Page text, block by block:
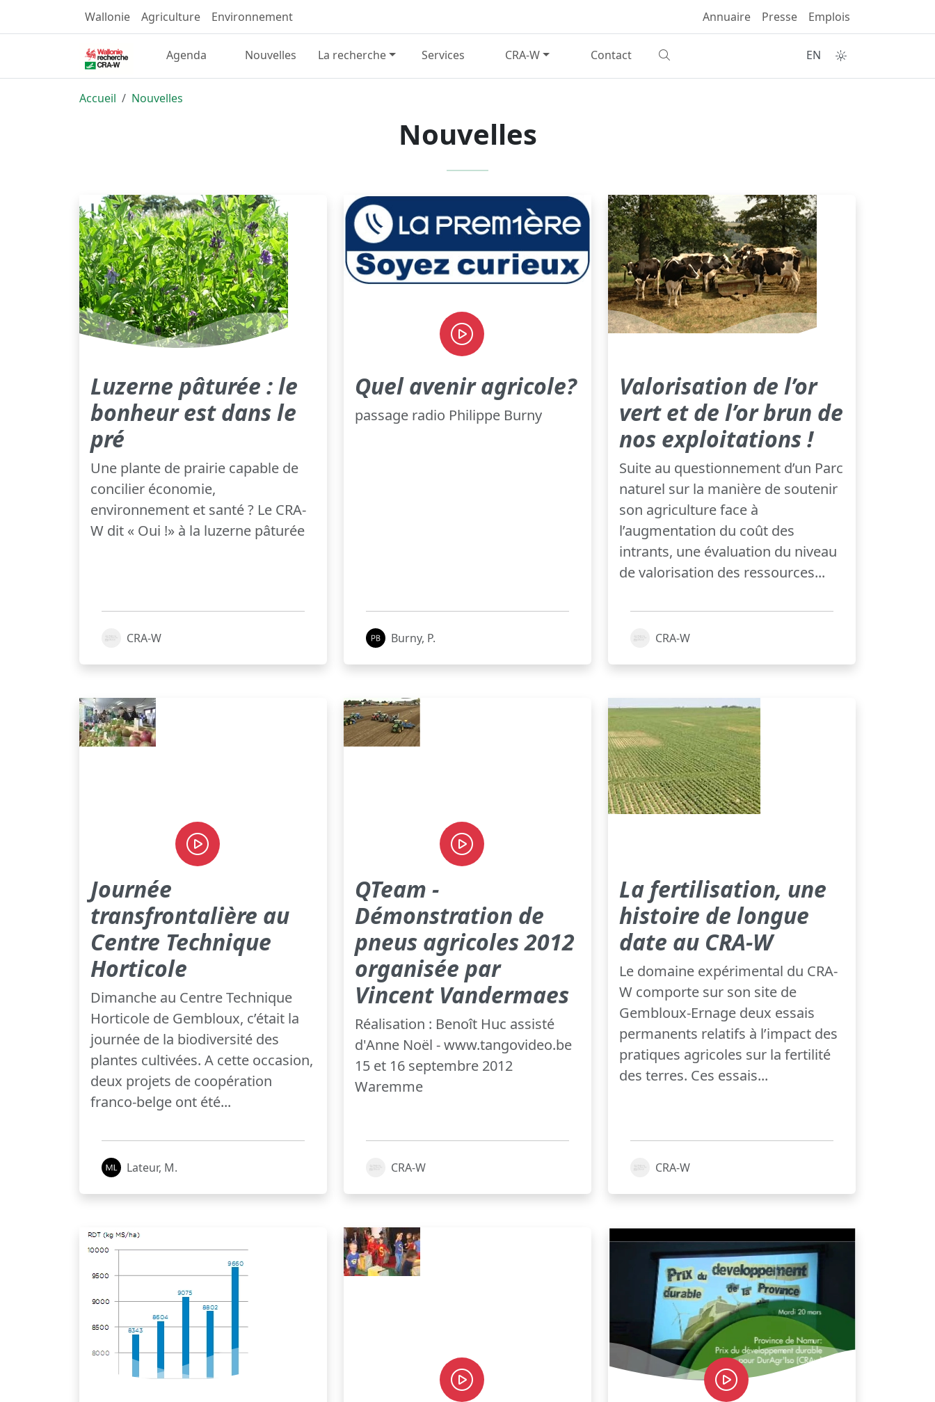
Wallonie Agriculture Environnement Annuaire Presse Emplois
Agenda Nouvelles La recherche Services CRA-W Contact EN
Accueil Nouvelles
Nouvelles
Luzerne pâturée : le
bonheur est dans le
pré
Une plante de prairie capable de
concilier économie,
environnement et santé ? Le CRA-
W dit « Oui !» à la luzerne pâturée
CRA-W
Quel avenir agricole?
passage radio Philippe Burny
Burny, P.
Valorisation de l’or
vert et de l’or brun de
nos exploitations !
Suite au questionnement d’un Parc
naturel sur la manière de soutenir
son agriculture face à
l’augmentation du coût des
intrants, une évaluation du niveau
de valorisation des ressources...
CRA-W
Journée
transfrontalière au
Centre Technique
Horticole
Dimanche au Centre Technique
Horticole de Gembloux, c’était la
journée de la biodiversité des
plantes cultivées. A cette occasion,
deux projets de coopération
franco-belge ont été...
Lateur, M.
QTeam -
Démonstration de
pneus agricoles 2012
organisée par
Vincent Vandermaes
Réalisation : Benoît Huc assisté
d'Anne Noël - www.tangovideo.be
15 et 16 septembre 2012
Waremme
CRA-W
La fertilisation, une
histoire de longue
date au CRA-W
Le domaine expérimental du CRA-
W comporte sur son site de
Gembloux-Ernage deux essais
permanents relatifs à l’impact des
pratiques agricoles sur la fertilité
des terres. Ces essais...
CRA-W